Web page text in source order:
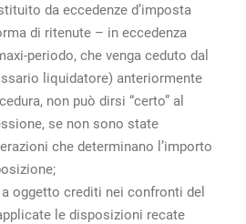
da eccedenze d’imposta
di ritenute – in eccedenza
periodo, che venga ceduto dal
liquidatore) anteriormente
non può dirsi “certo” al
se non sono state
che determinano l’importo
oggetto crediti nei confronti del
le disposizioni recate